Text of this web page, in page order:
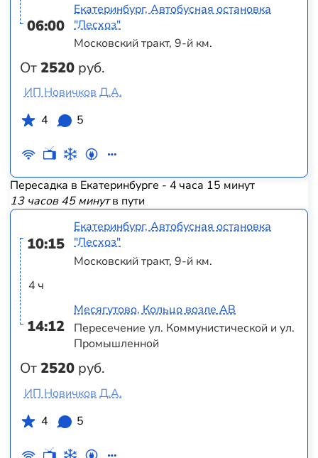
06:00
От2520 руб.
Екатеринбург, Автобусная остановка
"Лесхоз"
Московский тракт, 9-й км.
ИП Новичков Д.А.
4
5
Пересадка в Екатеринбурге - 4 часа 15 минут
13 часов 45 минутв пути
10:15
4 ч
14:12
От2520 руб.
Екатеринбург, Автобусная остановка
"Лесхоз"
Московский тракт, 9-й км.
Месягутово, Кольцо возле АВ
Пересечение ул. Коммунистической и ул.
Промышленной
ИП Новичков Д.А.
4
5